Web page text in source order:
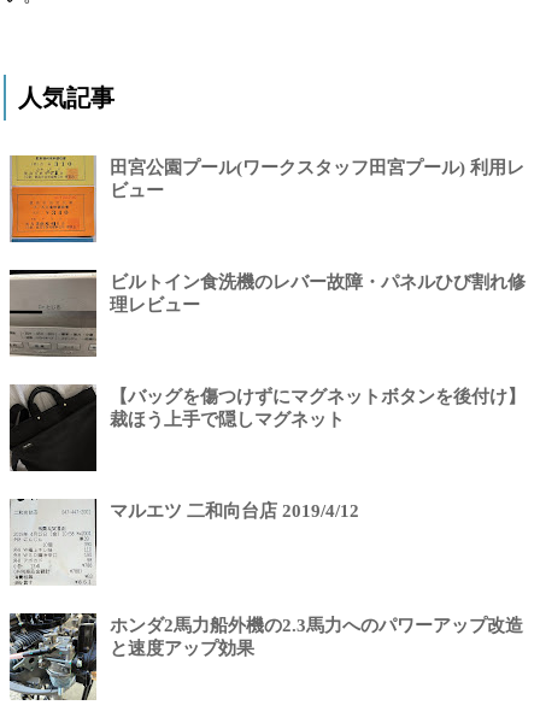
人気記事
田宮公園プール(ワークスタッフ田宮プール) 利用レ
ビュー
ビルトイン食洗機のレバー故障・パネルひび割れ修
理レビュー
【バッグを傷つけずにマグネットボタンを後付け】
裁ほう上手で隠しマグネット
マルエツ 二和向台店 2019/4/12
ホンダ2馬力船外機の2.3馬力へのパワーアップ改造
と速度アップ効果